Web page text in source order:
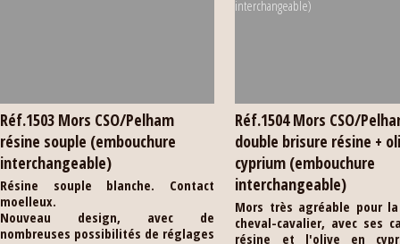
Réf.1503 Mors CSO/Pelham
résine souple (embouchure
interchangeable)
Résine souple blanche. Contact
moelleux.
Nouveau design, avec de
nombreuses possibilités de réglages
Réf.1504 Mors CSO/
double brisure résine +
cyprium (embouchure
interchangeable)
Mors très agréable pour
cheval-cavalier, avec ses
résine et l'olive en